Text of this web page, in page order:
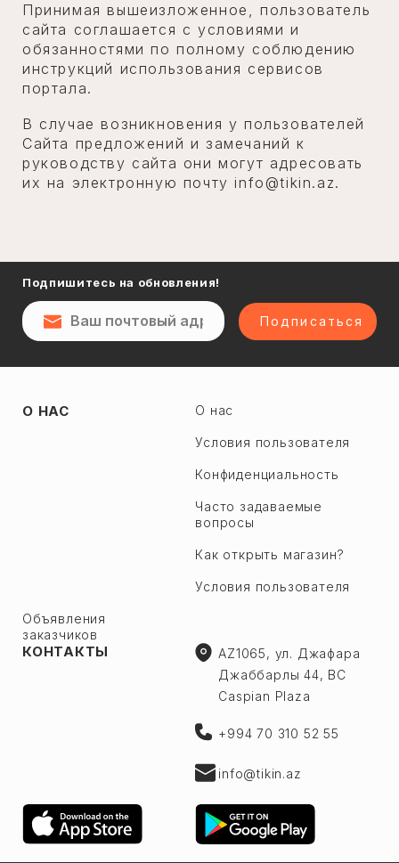
Принимая вышеизложенное, пользователь
сайта соглашается с условиями и
обязанностями по полному соблюдению
инструкций использования сервисов
портала.
В случае возникновения у пользователей
Сайта предложений и замечаний к
руководству сайта они могут адресовать
их на электронную почтуinfo@tikin.az.
Подпишитесь на обновления!
Подписаться
О НАС О нас
Условия пользователя
Конфиденциальность
Часто задаваемые
вопросы
Как открыть магазин?
Условия пользователя
Объявления
заказчиков
КОНТАКТЫ
AZ1065, ул. Джафара
Джаббарлы 44, BC
Caspian Plaza
+994 70 310 52 55
info@tikin.az